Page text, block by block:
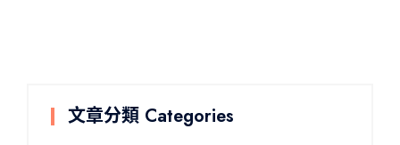
文章分類 Categories